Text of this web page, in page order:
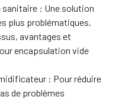
: Une solution
plus problématiques.
avantages et
encapsulation vide
: Pour réduire
de problèmes